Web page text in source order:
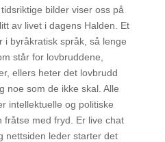
bilder viser oss på
av livet i dagens Halden. Et
i byråkratisk språk, så lenge
står for lovbruddene,
ellers heter det lovbrudd
noe som de ikke skal. Alle
intellektuelle og politiske
fråtse med fryd. Er live chat
nettsiden leder starter det